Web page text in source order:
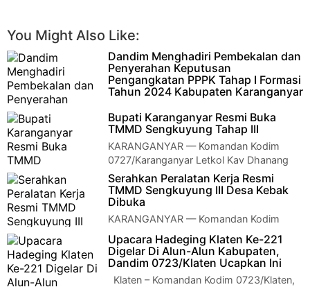
You Might Also Like:
Dandim Menghadiri Pembekalan dan
Penyerahan Keputusan
Pengangkatan PPPK Tahap I Formasi
Tahun 2024 Kabupaten Karanganyar
0727/Karanganyar Letkol Kav Dhanang Prasetyo Kurniawan,
S.H., M.Tr., Opsla memberikan penga…
Bupati Karanganyar Resmi Buka
TMMD Sengkuyung Tahap III
KARANGANYAR — Komandan Kodim
0727/Karanganyar Letkol Kav Dhanang
Prasetyo K., S.H., M.Tr. Opsla., Pagi ini bersama Forko…
Serahkan Peralatan Kerja Resmi
TMMD Sengkuyung III Desa Kebak
Dibuka
KARANGANYAR — Komandan Kodim
0727/Karanganyar Letkol Kav Dhanang
Prasetyo K., S.H., M.Tr. Opsla., Pagi ini bersama Forko…
Upacara Hadeging Klaten Ke-221
Digelar Di Alun-Alun Kabupaten,
Dandim 0723/Klaten Ucapkan Ini
Klaten – Komandan Kodim 0723/Klaten,